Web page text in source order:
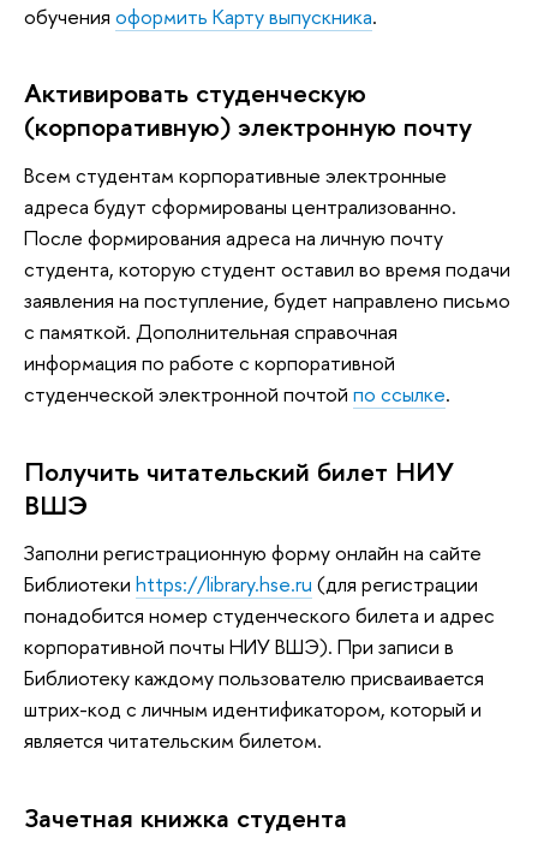
обучения оформить Карту выпускника.
Активировать студенческую
(корпоративную) электронную почту
Всем студентам корпоративные электронные
адреса будут сформированы централизованно.
После формирования адреса на личную почту
студента, которую студент оставил во время подачи
заявления на поступление, будет направлено письмо
с памяткой. Дополнительная справочная
информация по работе с корпоративной
студенческой электронной почтой по ссылке.
Получить читательский билет НИУ
ВШЭ
Заполни регистрационную форму онлайн на сайте
Библиотеки https://library.hse.ru (для регистрации
понадобится номер студенческого билета и адрес
корпоративной почты НИУ ВШЭ). При записи в
Библиотеку каждому пользователю присваивается
штрих-код с личным идентификатором, который и
является читательским билетом.
Зачетная книжка студента